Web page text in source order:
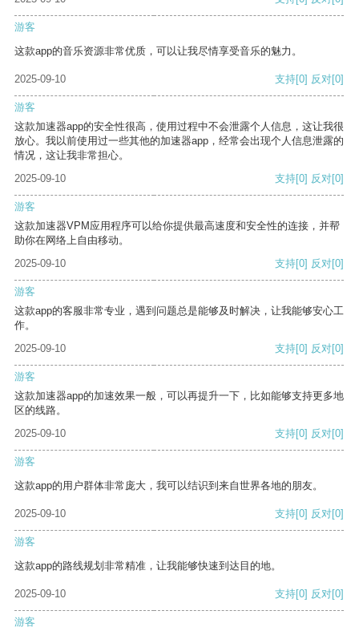
游客
这款app的音乐资源非常优质，可以让我尽情享受音乐的魅力。
2025-09-10 支持[0] 反对[0]
游客
这款加速器app的安全性很高，使用过程中不会泄露个人信息，这让我很
放心。我以前使用过一些其他的加速器app，经常会出现个人信息泄露的
情况，这让我非常担心。
2025-09-10
支持[0] 反对[0]
游客
这款加速器VPM应用程序可以给你提供最高速度和安全性的连接，并帮
助你在网络上自由移动。
2025-09-10
支持[0] 反对[0]
游客
这款app的客服非常专业，遇到问题总是能够及时解决，让我能够安心工
作。
2025-09-10
支持[0] 反对[0]
游客
这款加速器app的加速效果一般，可以再提升一下，比如能够支持更多地
区的线路。
2025-09-10
支持[0] 反对[0]
游客
这款app的用户群体非常庞大，我可以结识到来自世界各地的朋友。
2025-09-10 支持[0] 反对[0]
游客
这款app的路线规划非常精准，让我能够快速到达目的地。
2025-09-10 支持[0] 反对[0]
游客